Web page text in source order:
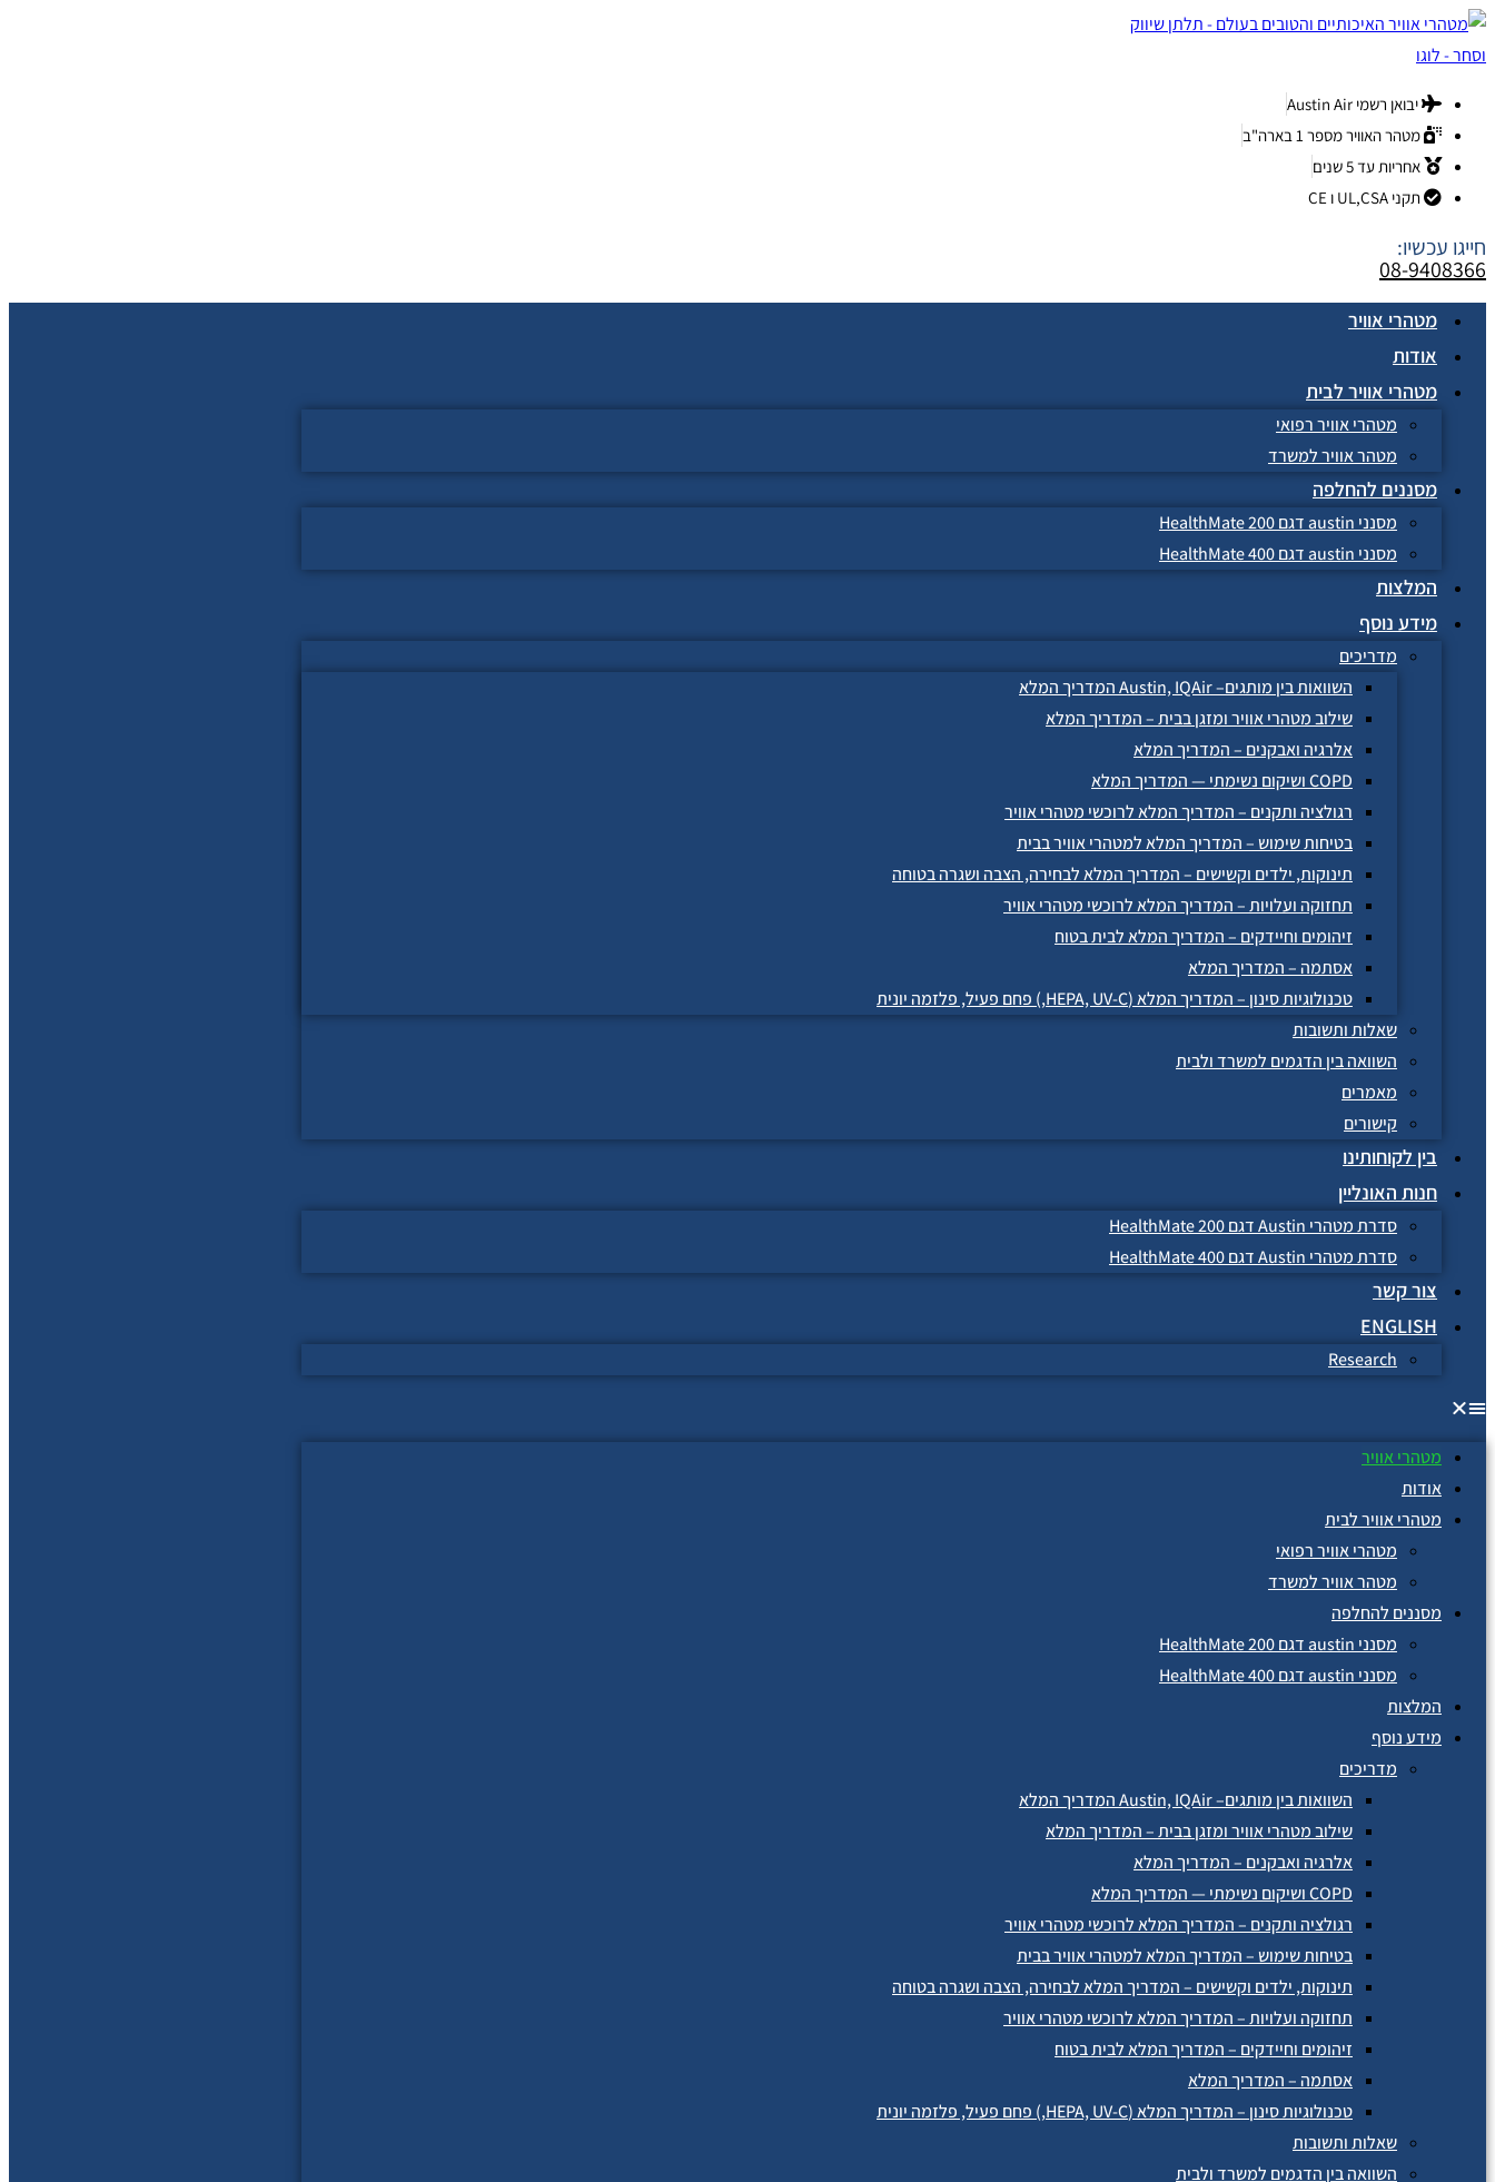
לתוכן
Skip
to
יבואן רשמי Austin Air
מטהר האוויר מספר 1 בארה"ב
אחריות עד 5 שנים
תקני UL,CSA ו CE
חייגו עכשיו:
08-9408366
מטהרי אוויר
אודות
מטהרי אוויר לבית
מטהרי אוויר רפואי
מטהר אוויר למשרד
מסננים להחלפה
מסנני austin דגם HealthMate 200
מסנני austin דגם HealthMate 400
המלצות
מידע נוסף
מדריכים
השוואות בין מותגים– Austin, IQAir המדריך המלא
שילוב מטהרי אוויר ומזגן בבית – המדריך המלא
אלרגיה ואבקנים – המדריך המלא
COPD ושיקום נשימתי — המדריך המלא
רגולציה ותקנים – המדריך המלא לרוכשי מטהרי אוויר
בטיחות שימוש – המדריך המלא למטהרי אוויר בבית
תינוקות, ילדים וקשישים – המדריך המלא לבחירה, הצבה ושגרה בטוחה
תחזוקה ועלויות – המדריך המלא לרוכשי מטהרי אוויר
זיהומים וחיידקים – המדריך המלא לבית בטוח
אסתמה – המדריך המלא
טכנולוגיות סינון – המדריך המלא (HEPA, UV-C,) פחם פעיל, פלזמה יונית
שאלות ותשובות
השוואה בין הדגמים למשרד ולבית
מאמרים
קישורים
בין לקוחותינו
חנות האונליין
סדרת מטהרי Austin דגם HealthMate 200
סדרת מטהרי Austin דגם HealthMate 400
צור קשר
ENGLISH
Research
מטהרי אוויר
אודות
מטהרי אוויר לבית
מטהרי אוויר רפואי
מטהר אוויר למשרד
מסננים להחלפה
מסנני austin דגם HealthMate 200
מסנני austin דגם HealthMate 400
המלצות
מידע נוסף
מדריכים
השוואות בין מותגים– Austin, IQAir המדריך המלא
שילוב מטהרי אוויר ומזגן בבית – המדריך המלא
אלרגיה ואבקנים – המדריך המלא
COPD ושיקום נשימתי — המדריך המלא
רגולציה ותקנים – המדריך המלא לרוכשי מטהרי אוויר
בטיחות שימוש – המדריך המלא למטהרי אוויר בבית
תינוקות, ילדים וקשישים – המדריך המלא לבחירה, הצבה ושגרה בטוחה
תחזוקה ועלויות – המדריך המלא לרוכשי מטהרי אוויר
זיהומים וחיידקים – המדריך המלא לבית בטוח
אסתמה – המדריך המלא
טכנולוגיות סינון – המדריך המלא (HEPA, UV-C,) פחם פעיל, פלזמה יונית
שאלות ותשובות
השוואה בין הדגמים למשרד ולבית